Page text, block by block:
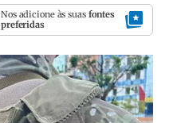
Nos adicione às suas fontes
preferidas